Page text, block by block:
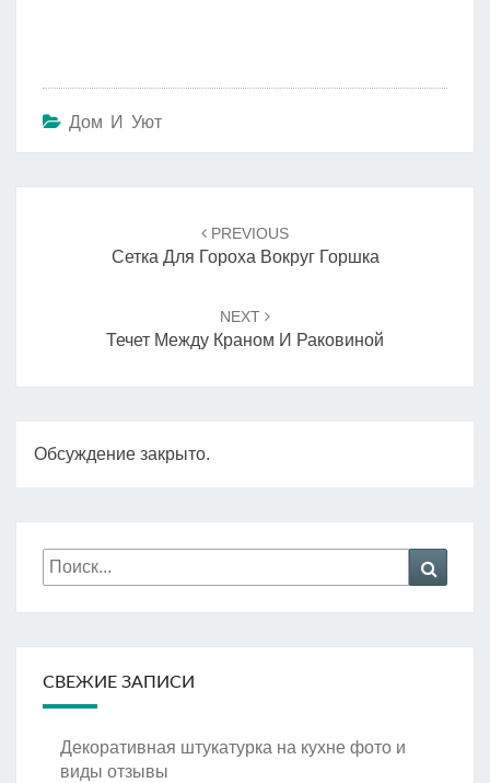
Дом И Уют
PREVIOUS
Сетка Для Гороха Вокруг Горшка
NEXT
Течет Между Краном И Раковиной
Обсуждение закрыто.
Искать:
СВЕЖИЕ ЗАПИСИ
Декоративная штукатурка на кухне фото и
виды отзывы